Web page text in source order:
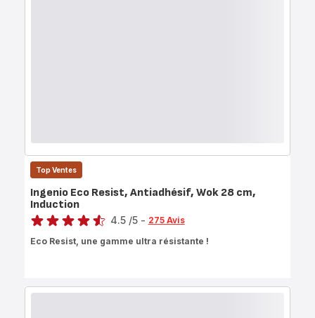
Top Ventes
Ingenio Eco Resist, Antiadhésif, Wok 28 cm,
Induction
Note
4.5 /5 - 275 Avis
Eco Resist, une gamme ultra résistante !